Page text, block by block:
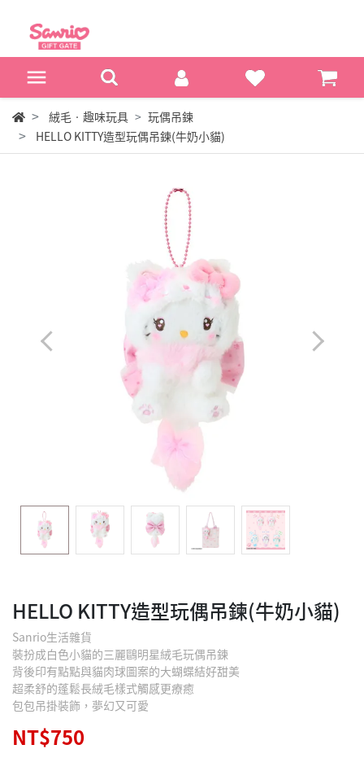
絨毛‧趣味玩具
玩偶吊鍊
HELLO KITTY造型玩偶吊鍊(牛奶小貓)
HELLO KITTY造型玩偶吊鍊(牛奶小貓)
Sanrio生活雜貨
裝扮成白色小貓的三麗鷗明星絨毛玩偶吊鍊
背後印有點點與貓肉球圖案的大蝴蝶結好甜美
超柔舒的蓬鬆長絨毛樣式觸感更療癒
包包吊掛裝飾，夢幻又可愛
NT$750